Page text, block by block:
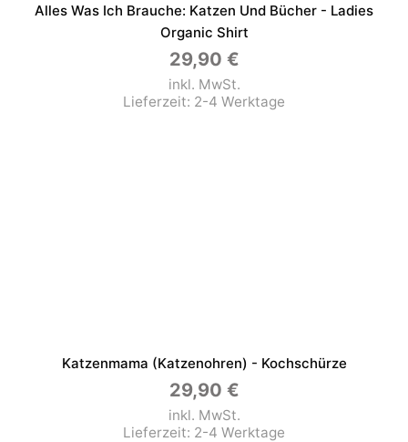
Alles Was Ich Brauche: Katzen Und Bücher - Ladies
Organic Shirt
29,90 €
inkl. MwSt.
Lieferzeit: 2-4 Werktage
Katzenmama (Katzenohren) - Kochschürze
29,90 €
inkl. MwSt.
Lieferzeit: 2-4 Werktage